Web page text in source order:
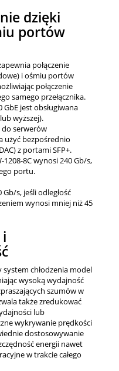
dzięki
portów
połączenie
i ośmiu portów
połączenie
samego przełącznika.
GbE jest obsługiwana
wyższej).
do serwerów
użyć bezpośrednio
z portami SFP+.
1208-8C wynosi 240 Gb/s,
portu.
s, jeśli odległość
wynosi mniej niż 45
i
chłodzenia model
wysoką wydajność
szumów w
także zredukować
lub
wykrywanie prędkości
dostosowywanie
energii nawet
w trakcie całego